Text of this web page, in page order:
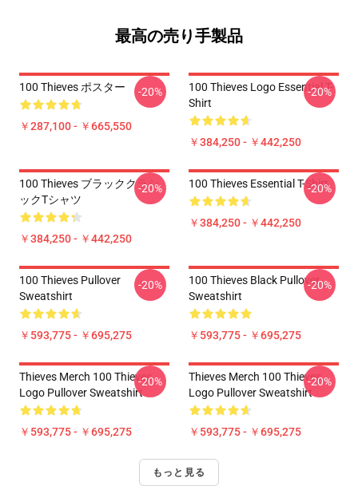
最高の売り手製品
100 Thieves ポスター
￥287,100 - ￥665,550
-20%
100 Thieves Logo Essential T-
Shirt
￥384,250 - ￥442,250
-20%
100 Thieves ブラッククラシ
ックTシャツ
￥384,250 - ￥442,250
-20% 100 Thieves Essential T-Shirt
￥384,250 - ￥442,250
-20%
100 Thieves Pullover
Sweatshirt
￥593,775 - ￥695,275
-20%
100 Thieves Black Pullover
Sweatshirt
￥593,775 - ￥695,275
-20%
Thieves Merch 100 Thieves
Logo Pullover Sweatshirt
￥593,775 - ￥695,275
-20%
Thieves Merch 100 Thieves
Logo Pullover Sweatshirt
￥593,775 - ￥695,275
-20%
もっと見る